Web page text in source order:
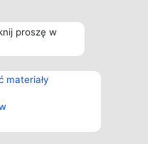
proszę w
materiały
Kontakt
Kontakt